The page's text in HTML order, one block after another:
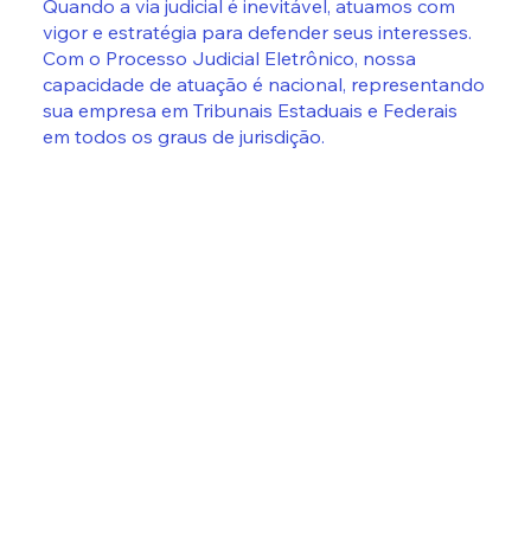
Quando a via judicial é inevitável, atuamos com
vigor e estratégia para defender seus interesses.
Com o Processo Judicial Eletrônico, nossa
capacidade de atuação é nacional, representando
sua empresa em Tribunais Estaduais e Federais
em todos os graus de jurisdição.